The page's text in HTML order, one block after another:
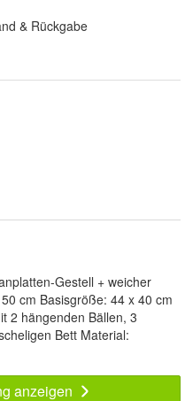
& Rückgabe
Gestell + weicher
cm Basisgröße: 44 x 40 cm
2 hängenden Bällen, 3
Bett Material:
anzeigen